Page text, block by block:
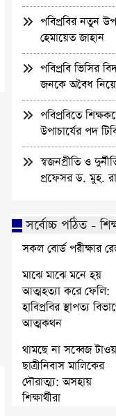
পবিপ্রবির নতুন
হেমায়েত জাহান
পবিপ্রবি ভিসির
জনকে অবৈধ
পবিপ্রবিতে
উপাচার্যের পদ
স্বজনপ্রীতি ও
প্রফেসর ড. মুহ.
সর্বোচ্চ পঠিত -
সকল বোর্ড পরীক্ষার
মাঝে মাঝে মনে হয়
আত্মহত্যা করে ফেলি:
হাবিপ্রবির স্থাপত্য
আত্মকথন
থামছে না সব্বেজ
ছাত্রীনিবাস মালিকের
দৌরাত্ম্য: অসহায়
শিক্ষার্থীরা